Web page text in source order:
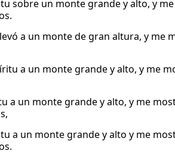
sobre un monte grande y alto, y
a un monte de gran altura, y me
a un monte grande y alto, y me
a un monte grande y alto, y me
a un monte grande y alto y me